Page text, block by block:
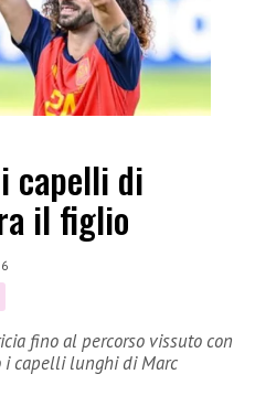
capelli di
il figlio
fino al percorso vissuto con
capelli lunghi di Marc